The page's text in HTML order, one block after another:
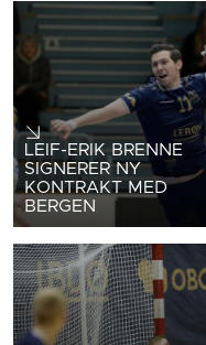
LEIF-ERIK BRENNE
SIGNERER NY
KONTRAKT MED
BERGEN